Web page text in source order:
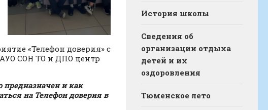
«Телефон доверия» с
АУО СОН ТО и ДПО центр
и как
на Телефон доверия в
История школы
Сведения об
организации отдыха
детей и их
оздоровления
Тюменское лето